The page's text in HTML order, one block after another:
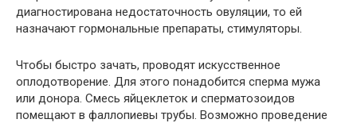
диагностирована недостаточность овуляции, то ей
назначают гормональные препараты, стимуляторы.
Чтобы быстро зачать, проводят искусственное
оплодотворение. Для этого понадобится сперма мужа
или донора. Смесь яйцеклеток и сперматозоидов
помещают в фаллопиевы трубы. Возможно проведение